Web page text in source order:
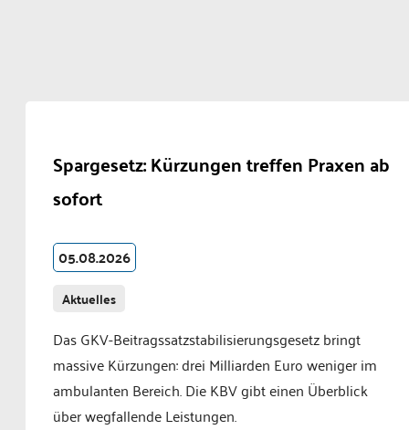
Spargesetz: Kürzungen treffen Praxen ab
sofort
05.08.2026
Aktuelles
Das GKV-Beitragssatzstabilisierungsgesetz bringt
massive Kürzungen: drei Milliarden Euro weniger im
ambulanten Bereich. Die KBV gibt einen Überblick
über wegfallende Leistungen.